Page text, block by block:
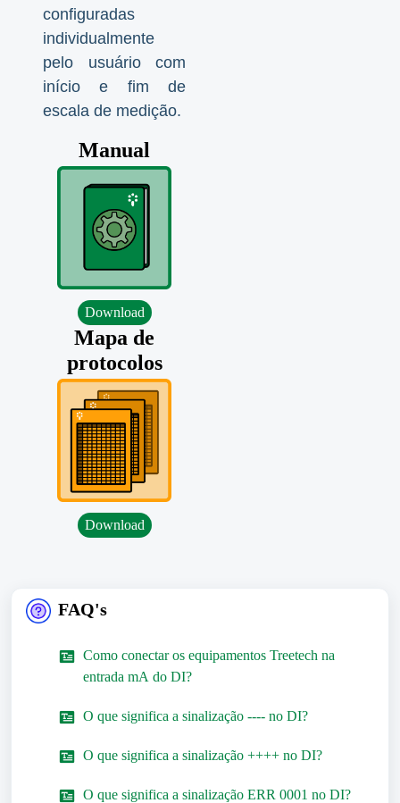
configuradas
individualmente
pelo usuário com
início e fim de
escala de medição.
Manual
Download
Mapa de
protocolos
Download
FAQ's
Como conectar os equipamentos Treetech na
entrada mA do DI?
O que significa a sinalização ---- no DI?
O que significa a sinalização ++++ no DI?
O que significa a sinalização ERR 0001 no DI?